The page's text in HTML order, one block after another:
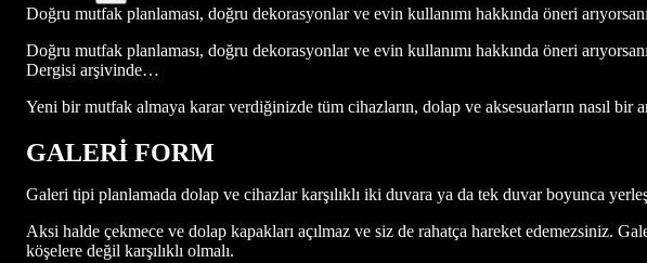
Doğru mutfak planlaması, doğru dekorasyonlar ve evin kullanımı hakkında öneri
Doğru mutfak planlaması, doğru dekorasyonlar ve evin kullanımı hakkında öneri
Dergisi arşivinde…
Yeni bir mutfak almaya karar verdiğinizde tüm cihazların, dolap ve aksesuarların nasıl
GALERİ FORM
Galeri tipi planlamada dolap ve cihazlar karşılıklı iki duvara ya da tek duvar boyunca
Aksi halde çekmece ve dolap kapakları açılmaz ve siz de rahatça hareket edemezsiniz.
köşelere değil karşılıklı olmalı.